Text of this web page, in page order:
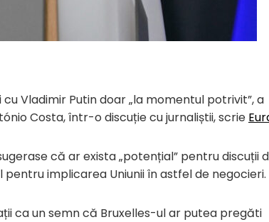
Vladimir Putin doar „la momentul potrivit”, a
Costa, într-o discuție cu jurnaliștii, scrie
că ar exista „potențial” pentru discuții
implicarea Uniunii în astfel de negocieri.
ca un semn că Bruxelles-ul ar putea pregăti